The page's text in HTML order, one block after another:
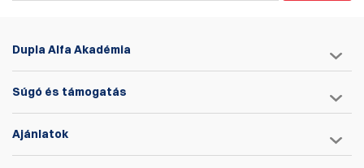
Dupla Alfa Akadémia
Súgó és támogatás
Ajánlatok